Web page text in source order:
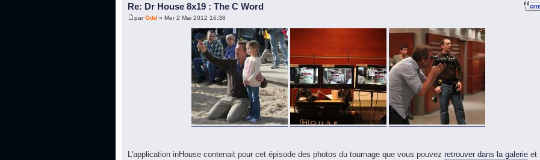
Re: Dr House 8x19 : The C Word
parOdd » Mer 2 Mai 2012 16:38
L'application inHouse contenait pour cet épisode des photos du tournage que vous pouvez retrouver dans la galerie et